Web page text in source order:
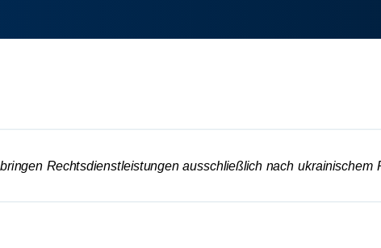
Rechtsdienstleistungen ausschließlich nach ukrainischem